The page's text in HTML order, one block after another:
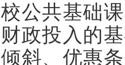
公共基础
政投入的
倾斜、优惠